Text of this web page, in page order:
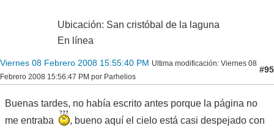
Ubicación: San cristóbal de la laguna
En línea
Viernes 08 Febrero 2008 15:55:40 PM Ultima modificación: Viernes 08
Febrero 2008 15:56:47 PM por Parhelios
#95
Buenas tardes, no había escrito antes porque la página no
me entraba
, bueno aquí el cielo está casi despejado con